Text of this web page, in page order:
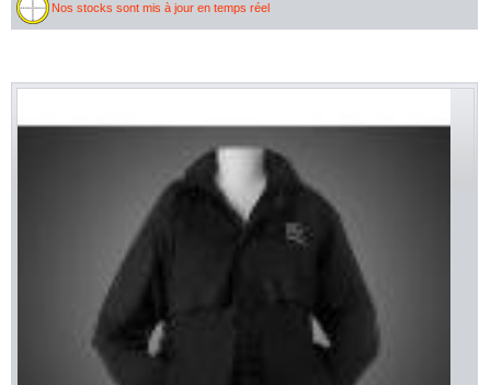
Nos stocks sont mis à jour en temps réel